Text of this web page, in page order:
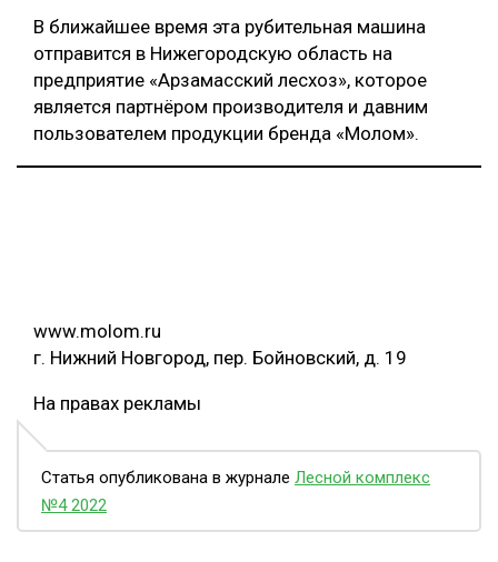
В ближайшее время эта рубительная машина
отправится в Нижегородскую область на
предприятие «Арзамасский лесхоз», которое
является партнёром производителя и давним
пользователем продукции бренда «Молом».
www.molom.ru
г. Нижний Новгород, пер. Бойновский, д. 19
На правах рекламы
Статья опубликована в журнале Лесной комплекс
№4 2022